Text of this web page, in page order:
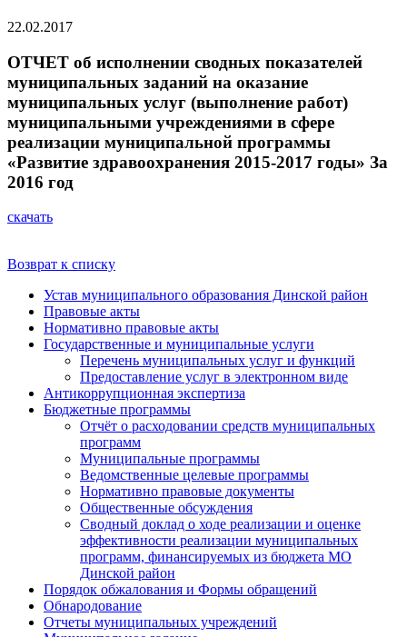
22.02.2017
ОТЧЕТ об исполнении сводных показателей
муниципальных заданий на оказание
муниципальных услуг (выполнение работ)
муниципальными учреждениями в сфере
реализации муниципальной программы
«Развитие здравоохранения 2015-2017 годы» За
2016 год
скачать
Возврат к списку
Устав муниципального образования Динской район
Правовые акты
Нормативно правовые акты
Государственные и муниципальные услуги
Перечень муниципальных услуг и функций
Предоставление услуг в электронном виде
Антикоррупционная экспертиза
Бюджетные программы
Отчёт о расходовании средств муниципальных
программ
Муниципальные программы
Ведомственные целевые программы
Нормативно правовые документы
Общественные обсуждения
Сводный доклад о ходе реализации и оценке
эффективности реализации муниципальных
программ, финансируемых из бюджета МО
Динской район
Порядок обжалования и Формы обращений
Обнародование
Отчеты муниципальных учреждений